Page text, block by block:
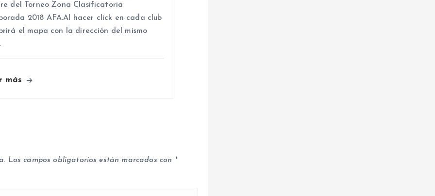
del Torneo Zona Clasificatoria
2018 AFA.Al hacer click en cada club
el mapa con la dirección del mismo
más
Los campos obligatorios están marcados con *